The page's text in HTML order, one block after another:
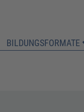
BILDUNGSFORMATE